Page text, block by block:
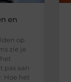
en
op
zie je
pas aan
Hoe het